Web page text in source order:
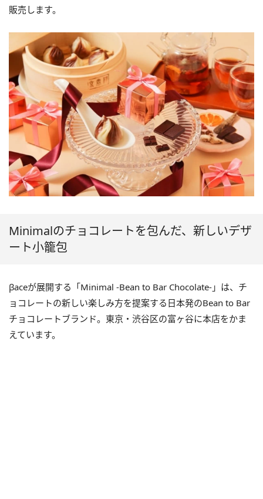
販売します。
Minimalのチョコレートを包んだ、新しいデザ
ート小籠包
βaceが展開する「Minimal -Bean to Bar Chocolate-」は、チ
ョコレートの新しい楽しみ方を提案する日本発のBean to Bar
チョコレートブランド。東京・渋谷区の富ヶ谷に本店をかま
えています。